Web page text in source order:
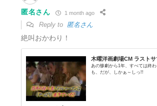
匿名さん 1 month ago
Reply to 匿名さん
絶叫おかわり！
木曜洋画劇場CM ラストサ
あの惨劇から1年、すべては終
も、だが、しかぁ～しっ!!